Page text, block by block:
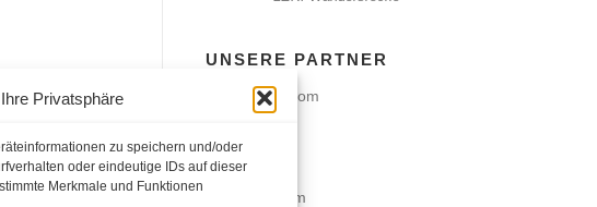
Privatsphäre
zu speichern und/oder
oder eindeutige IDs auf dieser
Merkmale und Funktionen
UNSERE PARTNER
ABS-Airbag.com
Deuter.com
Berghaus.com